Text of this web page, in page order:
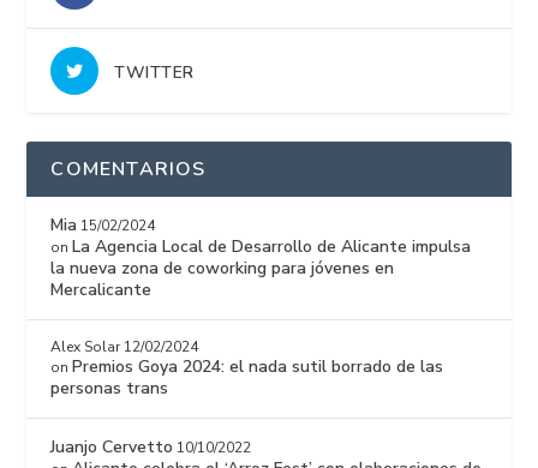
TWITTER
COMENTARIOS
Mia 15/02/2024
on La Agencia Local de Desarrollo de Alicante impulsa
la nueva zona de coworking para jóvenes en
Mercalicante
Alex Solar 12/02/2024
on Premios Goya 2024: el nada sutil borrado de las
personas trans
Juanjo Cervetto 10/10/2022